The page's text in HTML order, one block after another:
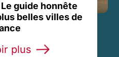
guide honnête
belles villes de
plus